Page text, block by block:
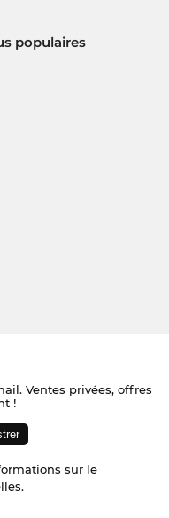
populaires
Ventes privées, offres
!
sur le